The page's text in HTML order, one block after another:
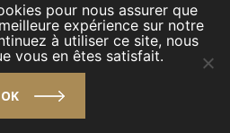
DU SECTEUR DE LA
pour nous assurer que
expérience sur notre
à utiliser ce site, nous
vous en êtes satisfait.
OK